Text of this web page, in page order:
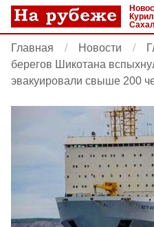
Главная Новости
берегов Шикотана
эвакуировали свыше 200